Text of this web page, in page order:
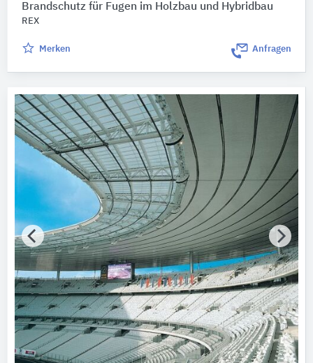
Brandschutz für Fugen im Holzbau und Hybridbau
REX
Merken Anfragen